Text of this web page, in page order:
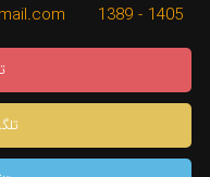
1405 - 1389 konkur.in@gmail.com